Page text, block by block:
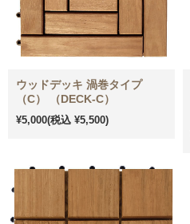
ウッドデッキ 渦巻タイプ
（C） （DECK-C）
¥5,000(税込 ¥5,500)